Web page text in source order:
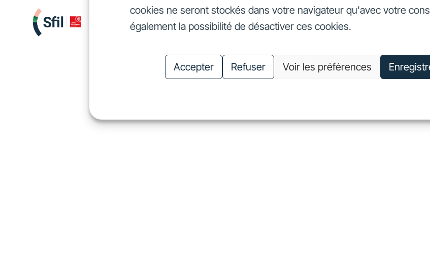
cookies ne seront stockés dans votre navigateur qu'avec votre
également la possibilité de désactiver ces cookies.
Accepter Refuser Voir les préférences
Nous finançons
Nous finançons
Investisseurs
Investisseurs
Nos engagements
Nos engagements
Nous connaître